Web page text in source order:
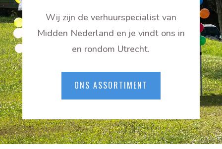
Wij zijn de verhuurspecialist van
Midden Nederland en je vindt ons in
en rondom Utrecht.
ONS ASSORTIMENT